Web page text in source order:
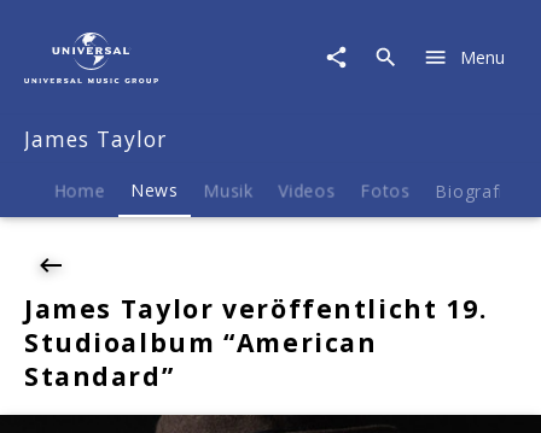
News
James
veröffentlicht
19.
"American
Menu
James Taylor
Home News Musik Videos Fotos Biografie
James Taylor veröffentlicht 19.
Studioalbum “American
Standard”